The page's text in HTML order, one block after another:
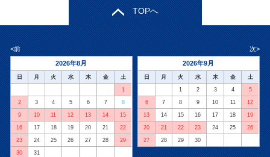
TOPへ
<前
次>
2026年8月
日 月 火 水 木 金 土
1
2 3 4 5 6 7 8
9 10 11 12 13 14 15
16 17 18 19 20 21 22
23 24 25 26 27 28 29
30 31
2026年9月
日 月 火 水 木 金 土
1 2 3 4 5
6 7 8 9 10 11 12
13 14 15 16 17 18 19
20 21 22 23 24 25 26
27 28 29 30